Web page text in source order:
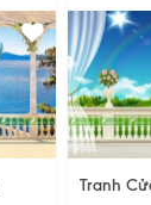
Tranh